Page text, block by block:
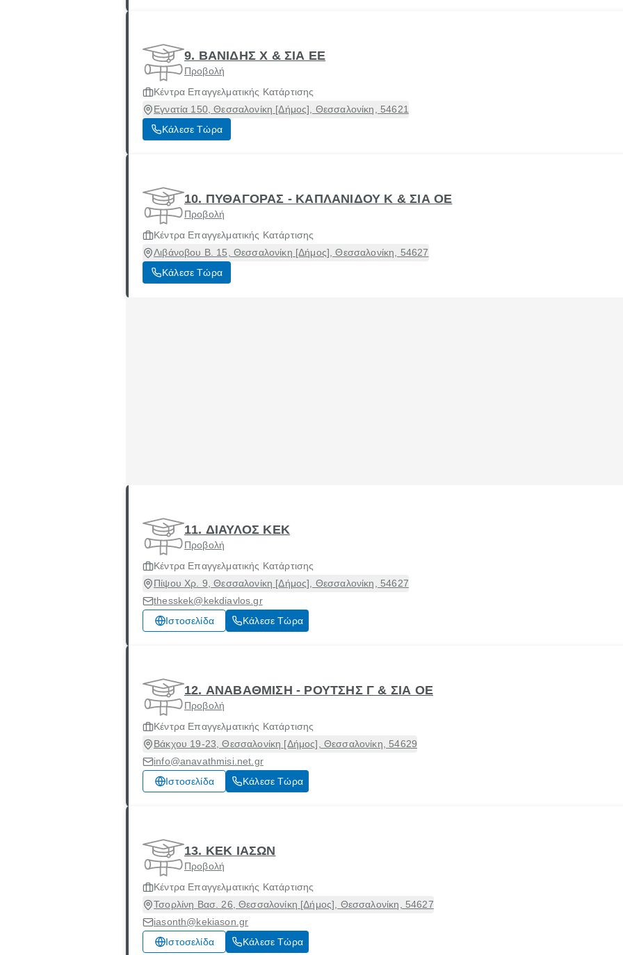
9. ΒΑΝΙΔΗΣ Χ & ΣΙΑ ΕΕ
Προβολή
Κέντρα Επαγγελματικής Κατάρτισης
Εγνατία 150, Θεσσαλονίκη [Δήμος], Θεσσαλονίκη, 54621
Κάλεσε Τώρα
10. ΠΥΘΑΓΟΡΑΣ - ΚΑΠΛΑΝΙΔΟΥ Κ & ΣΙΑ ΟΕ
Προβολή
Κέντρα Επαγγελματικής Κατάρτισης
Λιβάνοβου Β. 15, Θεσσαλονίκη [Δήμος], Θεσσαλονίκη, 54627
Κάλεσε Τώρα
11. ΔΙΑΥΛΟΣ ΚΕΚ
Προβολή
Κέντρα Επαγγελματικής Κατάρτισης
Πίψου Χρ. 9, Θεσσαλονίκη [Δήμος], Θεσσαλονίκη, 54627
thesskek@kekdiavlos.gr
Ιστοσελίδα
Κάλεσε Τώρα
12. ΑΝΑΒΑΘΜΙΣΗ - ΡΟΥΤΣΗΣ Γ & ΣΙΑ ΟΕ
Προβολή
Κέντρα Επαγγελματικής Κατάρτισης
Βάκχου 19-23, Θεσσαλονίκη [Δήμος], Θεσσαλονίκη, 54629
info@anavathmisi.net.gr
Ιστοσελίδα
Κάλεσε Τώρα
13. ΚΕΚ ΙΑΣΩΝ
Προβολή
Κέντρα Επαγγελματικής Κατάρτισης
Τσορλίνη Βασ. 26, Θεσσαλονίκη [Δήμος], Θεσσαλονίκη, 54627
iasonth@kekiason.gr
Ιστοσελίδα
Κάλεσε Τώρα